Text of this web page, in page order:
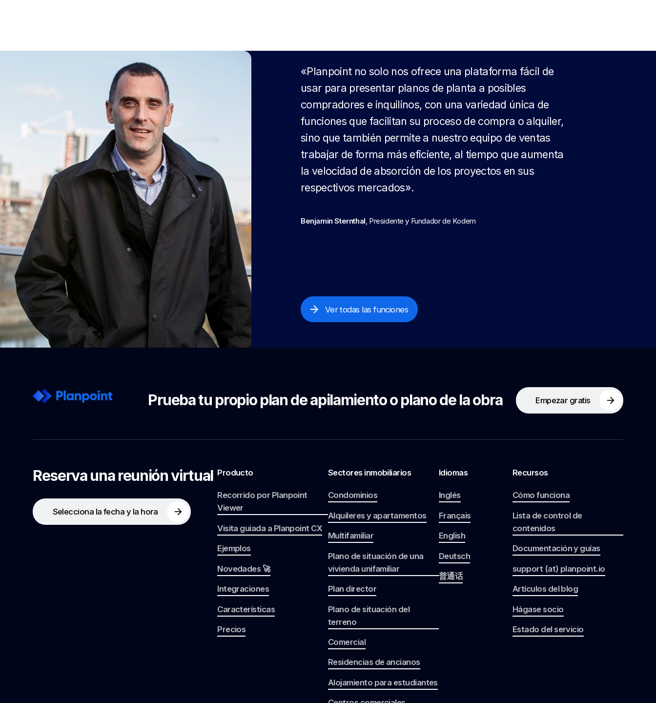
«Planpoint no solo nos ofrece una plataforma fácil de
usar para presentar planos de planta a posibles
compradores e inquilinos, con una variedad única de
funciones que facilitan su proceso de compra o alquiler,
sino que también permite a nuestro equipo de ventas
trabajar de forma más eficiente, al tiempo que aumenta
la velocidad de absorción de los proyectos en sus
respectivos mercados».
Benjamin Sternthal, Presidente y Fundador de Kodem
Ver todas las funciones
Prueba tu propio plan de apilamiento o plano de la obra Empezar gratis
Reserva una reunión virtual
Selecciona la fecha y la hora
Producto
Recorrido por Planpoint
Viewer
Visita guiada a Planpoint CX
Ejemplos
Novedades 🚀
Integraciones
Características
Precios
Sectores inmobiliarios
Condominios
Alquileres y apartamentos
Multifamiliar
Plano de situación de una
vivienda unifamiliar
Plan director
Plano de situación del
terreno
Comercial
Residencias de ancianos
Alojamiento para estudiantes
Idiomas
Inglés
Français
English
Deutsch
普通话
Recursos
Cómo funciona
Lista de control de
contenidos
Documentación y guías
support (at) planpoint.io
Artículos del blog
Hágase socio
Estado del servicio